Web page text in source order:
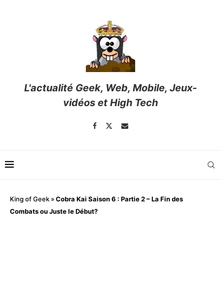
L'actualité Geek, Web, Mobile, Jeux-
vidéos et High Tech
King of Geek »Cobra Kai Saison 6 : Partie 2 – La Fin des
Combats ou Juste le Début?